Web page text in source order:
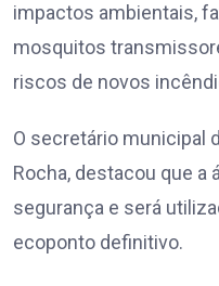
impactos ambientais,
mosquitos
riscos de novos
O secretário municipal
Rocha, destacou que a
segurança e será
ecoponto definitivo.